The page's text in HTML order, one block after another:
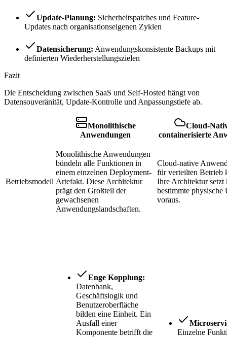
Update-Planung: Sicherheitspatches und Feature-
Updates nach organisationseigenen Zyklen
Datensicherung: Anwendungskonsistente Backups mit
definierten Wiederherstellungszielen
Fazit
Die Entscheidung zwischen SaaS und Self-Hosted hängt von
Datensouveränität, Update-Kontrolle und Anpassungstiefe ab.
Monolithische
Anwendungen
Cloud-
containerisierte
Betriebsmodell
Monolithische Anwendungen
bündeln alle Funktionen in
einem einzelnen Deployment-
Artefakt. Diese Architektur
prägt den Großteil der
gewachsenen
Anwendungslandschaften.
Cloud-native
für verteilten Betrieb
Ihre Architektur setzt
bestimmte physische
voraus.
Enge Kopplung:
Datenbank,
Geschäftslogik und
Benutzeroberfläche
bilden eine Einheit. Ein
Ausfall einer
Komponente betrifft die
Einzelne